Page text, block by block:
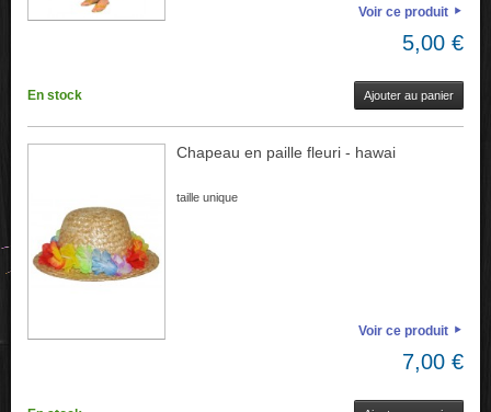
Voir ce produit
5,00 €
En stock Ajouter au panier
Chapeau en paille fleuri - hawai
taille unique
Voir ce produit
7,00 €